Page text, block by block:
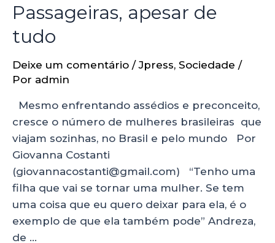
Passageiras, apesar de
tudo
Deixe um comentário /Jpress, Sociedade /
Por admin
Mesmo enfrentando assédios e preconceito,
cresce o número de mulheres brasileiras que
viajam sozinhas, no Brasil e pelo mundo Por
Giovanna Costanti
(giovannacostanti@gmail.com) “Tenho uma
filha que vai se tornar uma mulher. Se tem
uma coisa que eu quero deixar para ela, é o
exemplo de que ela também pode” Andreza,
de …